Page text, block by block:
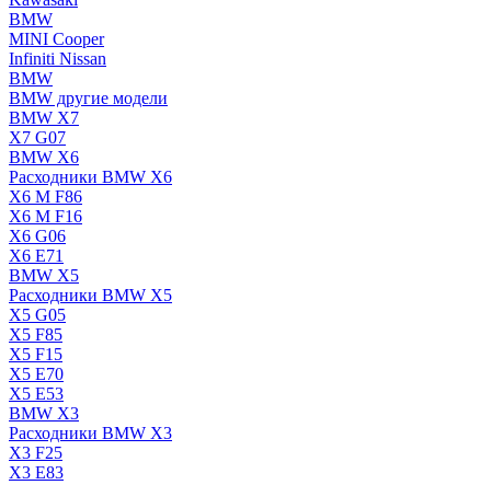
BMW
MINI Cooper
Infiniti Nissan
BMW
BMW другие модели
BMW X7
X7 G07
BMW X6
Расходники BMW X6
X6 M F86
X6 M F16
X6 G06
X6 E71
BMW X5
Расходники BMW X5
X5 G05
X5 F85
X5 F15
X5 E70
X5 E53
BMW X3
Расходники BMW X3
X3 F25
X3 E83